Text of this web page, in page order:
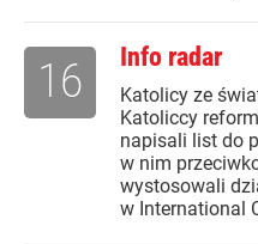
Info radar
Katolicy ze
Katoliccy
napisali list do
w nim
wystosowali
w International
16